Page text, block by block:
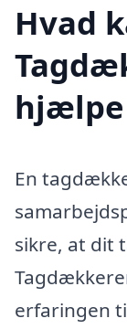
Hvad
hjælpe
En
sikre, at dit
erfaringen